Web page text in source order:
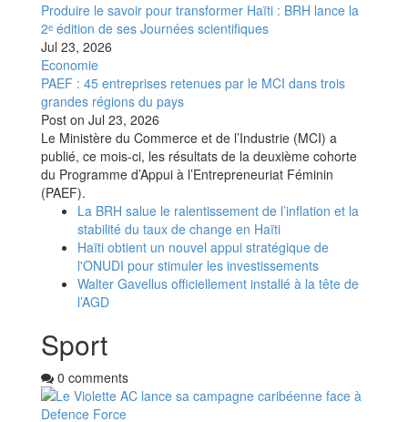
Produire le savoir pour transformer Haïti : BRH lance la
2ᵉ édition de ses Journées scientifiques
Jul 23, 2026
Economie
PAEF : 45 entreprises retenues par le MCI dans trois
grandes régions du pays
Post on Jul 23, 2026
Le Ministère du Commerce et de l’Industrie (MCI) a
publié, ce mois-ci, les résultats de la deuxième cohorte
du Programme d’Appui à l’Entrepreneuriat Féminin
(PAEF).
La BRH salue le ralentissement de l’inflation et la
stabilité du taux de change en Haïti
Haïti obtient un nouvel appui stratégique de
l'ONUDI pour stimuler les investissements
Walter Gavellus officiellement installé à la tête de
l’AGD
Sport
0 comments